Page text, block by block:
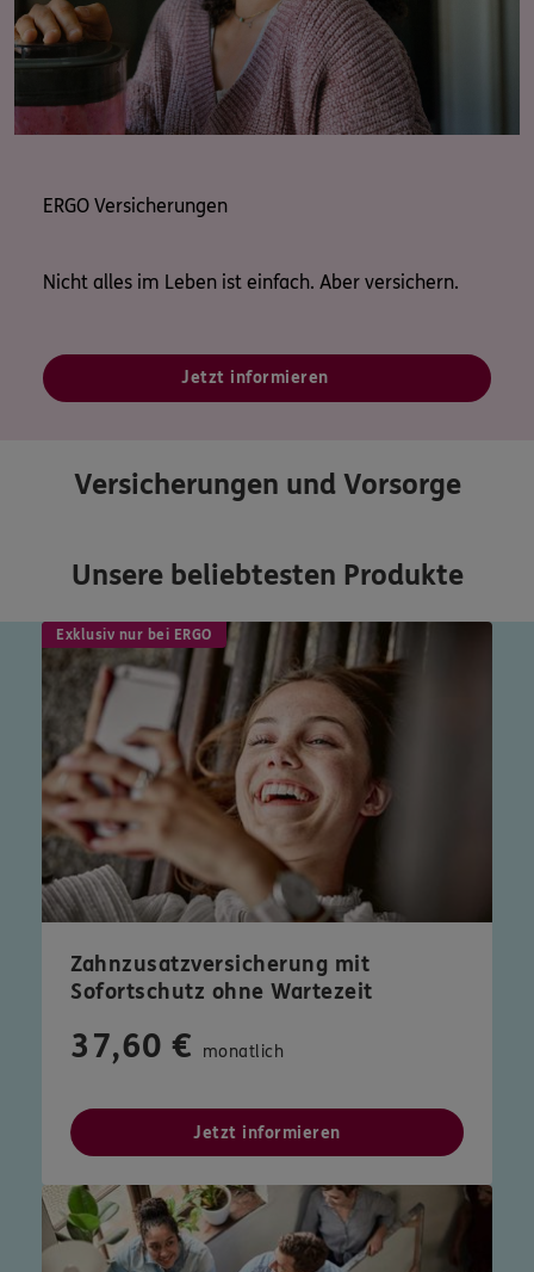
Zentral liegend, gut erreichbar mit Bus und Bahn, zu
Fuß oder mit dem Auto, direkt die Parkplätze vor dem
Haus nutzen. Im Herzen des Sheridan Parks.
Ich freue mich über eine freundliche, nette und
Grüner"
ERGO Versicherungen
Nicht alles im Leben ist einfach. Aber versichern.
Jetzt informieren
Versicherungen und Vorsorge
Unsere beliebtesten Produkte
Exklusiv nur bei ERGO
Zahnzusatzversicherung mit
Sofortschutz ohne Wartezeit
37,60 € monatlich
Jetzt informieren